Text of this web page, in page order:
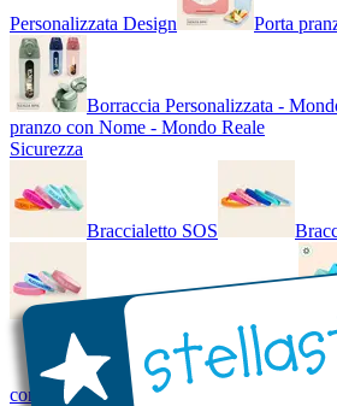
Personalizzata Design Porta
Borraccia Personalizzata -
pranzo con Nome - Mondo Reale
Sicurezza
Braccialetto SOS
Braccialetto SOS - Bicolore
con Nome - Luminoso